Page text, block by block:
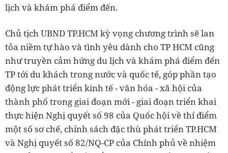
lịch và khám phá điểm đến.
Chủ tịch UBND TP.HCM kỳ vọng chương trình sẽ lan
tỏa niềm tự hào và tình yêu dành cho TP HCM cũng
như truyền cảm hứng du lịch và khám phá điểm đến
TP tới du khách trong nước và quốc tế, góp phần tạo
động lực phát triển kinh tế - văn hóa - xã hội của
thành phố trong giai đoạn mới - giai đoạn triển khai
thực hiện Nghị quyết số 98 của Quốc hội về thí điểm
một số sơ chế, chính sách đặc thù phát triển TP.HCM
và Nghị quyết số 82/NQ-CP của Chính phủ về nhiệm